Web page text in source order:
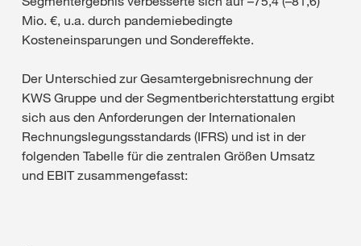
Mio. €, u.a. durch pandemiebedingte
Kosteneinsparungen und Sondereffekte.
Der Unterschied zur Gesamtergebnisrechnung der
KWS Gruppe und der Segmentberichter­stattung ergibt
sich aus den Anforderungen der Internationalen
Rechnungslegungsstandards (IFRS) und ist in der
folgenden Tabelle für die zentralen Größen Umsatz
und EBIT zusammengefasst: